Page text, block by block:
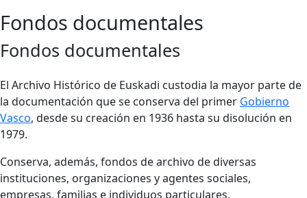
Fondos documentales
Fondos documentales
El Archivo Histórico de Euskadi custodia la mayor parte de
la documentación que se conserva del primer Gobierno
Vasco, desde su creación en 1936 hasta su disolución en
1979.
Conserva, además, fondos de archivo de diversas
instituciones, organizaciones y agentes sociales,
empresas, familias e individuos particulares.